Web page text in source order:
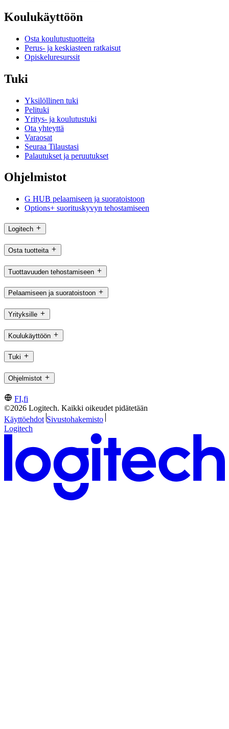
Koulukäyttöön
Osta koulutustuotteita
Perus- ja keskiasteen ratkaisut
Opiskeluresurssit
Tuki
Yksilöllinen tuki
Pelituki
Yritys- ja koulutustuki
Ota yhteyttä
Varaosat
Seuraa Tilaustasi
Palautukset ja peruutukset
Ohjelmistot
G HUB pelaamiseen ja suoratoistoon
Options+ suorituskyvyn tehostamiseen
Logitech
Osta tuotteita
Tuottavuuden tehostamiseen
Pelaamiseen ja suoratoistoon
Yrityksille
Koulukäyttöön
Tuki
Ohjelmistot
FI,fi
©2026 Logitech. Kaikki oikeudet pidätetään
Käyttöehdot Sivustohakemisto
Logitech